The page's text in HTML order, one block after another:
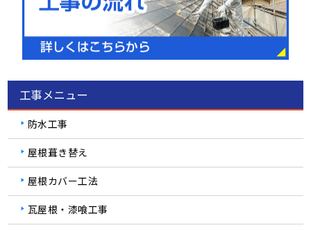
工事メニュー
防水工事
屋根葺き替え
屋根カバー工法
瓦屋根・漆喰工事